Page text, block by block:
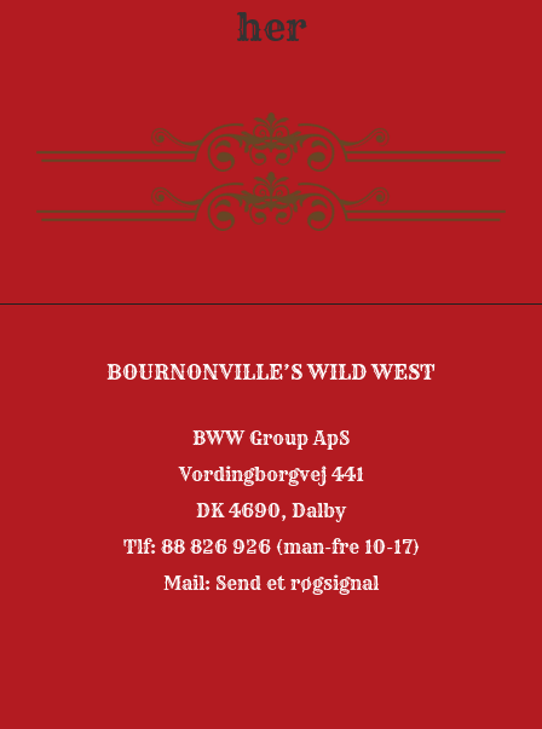
her
BOURNONVILLE’S WILD WEST
BWW Group ApS
Vordingborgvej 441
DK 4690, Dalby
Tlf: 88 826 926(man-fre 10-17)
Mail: Send et røgsignal